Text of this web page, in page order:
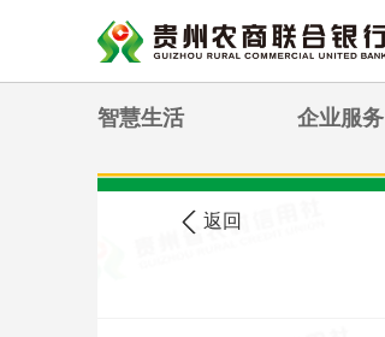
智慧生活 企业服务
您现在的位置: 农信公告
返回